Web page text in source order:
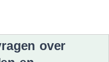
over